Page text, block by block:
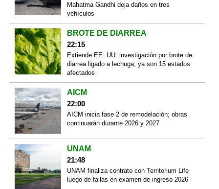
Mahatma Gandhi deja daños en tres
vehículos
BROTE DE DIARREA
22:15
Extiende EE. UU. investigación por brote de
diarrea ligado a lechuga; ya son 15 estados
afectados
AICM
22:00
AICM inicia fase 2 de remodelación; obras
continuarán durante 2026 y 2027
UNAM
21:48
UNAM finaliza contrato con Territorium Life
luego de fallas en examen de ingreso 2026